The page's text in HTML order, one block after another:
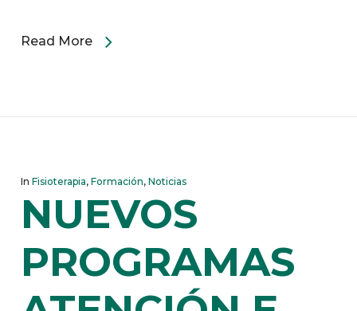
Read More
In Fisioterapia, Formación, Noticias
NUEVOS
PROGRAMAS